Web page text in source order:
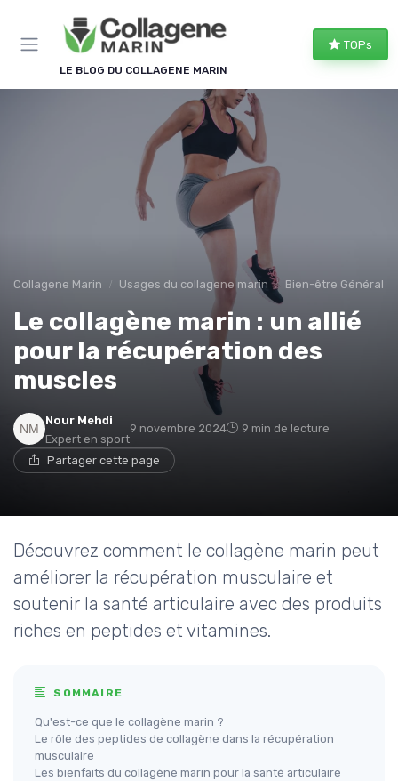
LE BLOG DU COLLAGENE MARIN
TOPs
Collagene Marin Usages du collagene marin Bien-être Général
Le collagène marin : un allié
pour la récupération des
muscles
Nour Mehdi
Expert en sport
9 novembre 2024 9 min de lecture
Partager cette page
Découvrez comment le collagène marin peut
améliorer la récupération musculaire et
soutenir la santé articulaire avec des produits
riches en peptides et vitamines.
SOMMAIRE
Qu'est-ce que le collagène marin ?
Le rôle des peptides de collagène dans la récupération
musculaire
Les bienfaits du collagène marin pour la santé articulaire